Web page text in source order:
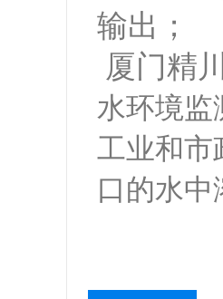
输出；
厦门精
水环境监
工业和市
口的水